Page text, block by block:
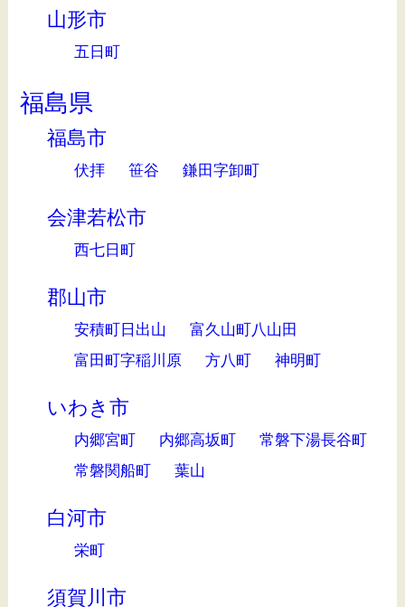
山形市
五日町
福島県
福島市
伏拝 笹谷 鎌田字卸町
会津若松市
西七日町
郡山市
安積町日出山
富久山町八山田
富田町字稲川原
方八町 神明町
いわき市
内郷宮町 内郷高坂町
常磐下湯長谷町
常磐関船町
葉山
白河市
栄町
須賀川市